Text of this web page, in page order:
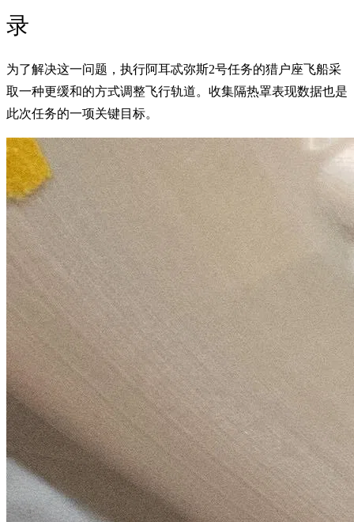
录
为了解决这一问题，执行阿耳忒弥斯2号任务的猎户座飞船采
取一种更缓和的方式调整飞行轨道。收集隔热罩表现数据也是
此次任务的一项关键目标。